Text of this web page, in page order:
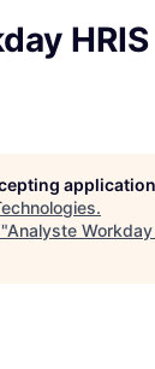
.
Analyste